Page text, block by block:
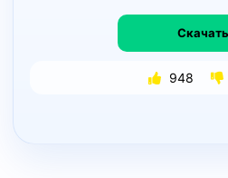
Скачать
948